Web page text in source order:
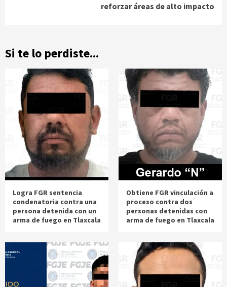
reforzar áreas de alto impacto
Si te lo perdiste...
Logra FGR sentencia
condenatoria contra una
persona detenida con un
arma de fuego en Tlaxcala
Obtiene FGR vinculación a
proceso contra dos
personas detenidas con
arma de fuego en Tlaxcala